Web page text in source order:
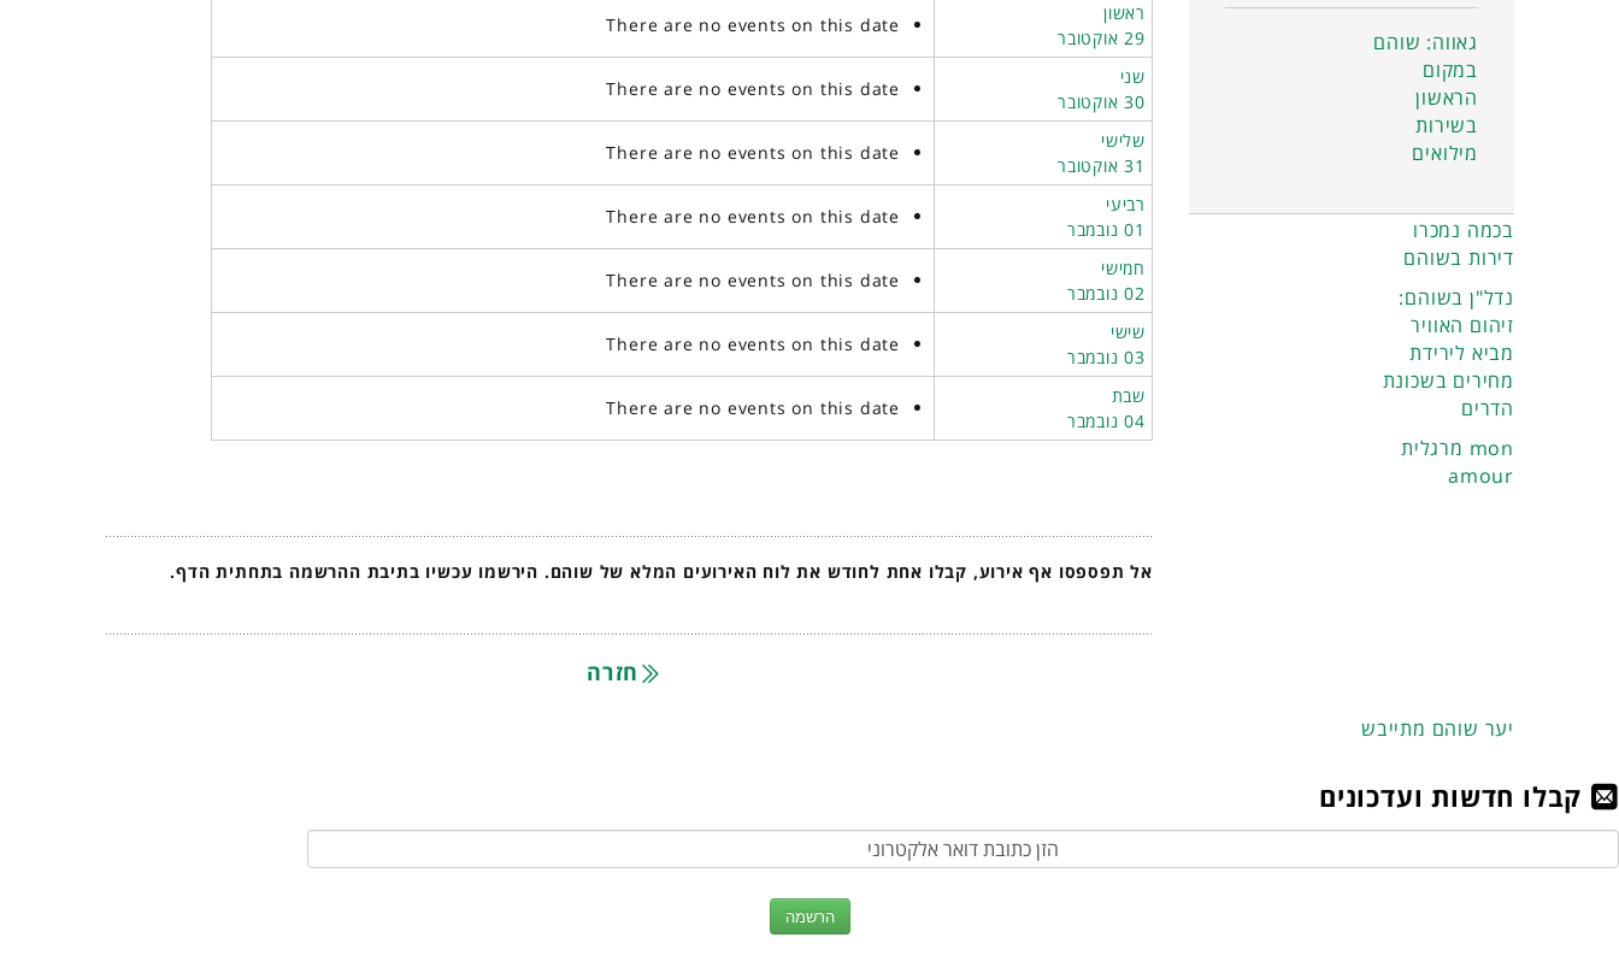
ראשון
29 אוקטובר
There are no events on this date
שני
30 אוקטובר
There are no events on this date
שלישי
31 אוקטובר
There are no events on this date
רביעי
01 נובמבר
There are no events on this date
חמישי
02 נובמבר
There are no events on this date
שישי
03 נובמבר
There are no events on this date
שבת
04 נובמבר
There are no events on this date
אל תפספסו אף אירוע, קבלו אחת לחודש את לוח האירועים המלא של שוהם. הירשמו עכשיו בתיבת ההרשמה בתחתית הדף.
חזרה
גאווה: שוהם
במקום
הראשון
בשירות
מילואים
בכמה נמכרו
דירות בשוהם
נדל"ן בשוהם:
זיהום האוויר
מביא לירידת
מחירים בשכונת
הדרים
מרגלית mon
amour
יער שוהם מתייבש
קבלו חדשות ועדכונים